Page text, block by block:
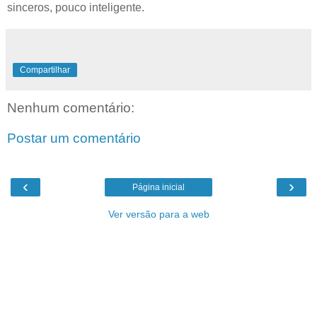
sinceros, pouco inteligente.
Compartilhar
Nenhum comentário:
Postar um comentário
‹ ›
Página inicial
Ver versão para a web